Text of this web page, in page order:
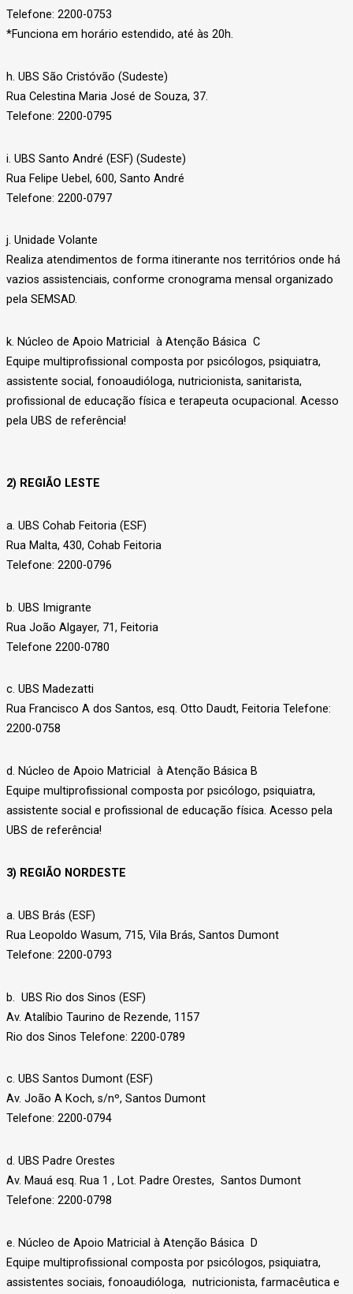
Telefone: 2200-0753
*Funciona em horário estendido, até às 20h.
h. UBS São Cristóvão (Sudeste)
Rua Celestina Maria José de Souza, 37.
Telefone: 2200-0795
i. UBS Santo André (ESF) (Sudeste)
Rua Felipe Uebel, 600, Santo André
Telefone: 2200-0797
j. Unidade Volante
Realiza atendimentos de forma itinerante nos territórios onde há
vazios assistenciais, conforme cronograma mensal organizado
pela SEMSAD.
k. Núcleo de Apoio Matricial à Atenção Básica C
Equipe multiprofissional composta por psicólogos, psiquiatra,
assistente social, fonoaudióloga, nutricionista, sanitarista,
profissional de educação física e terapeuta ocupacional. Acesso
pela UBS de referência!
2) REGIÃO LESTE
a. UBS Cohab Feitoria (ESF)
Rua Malta, 430, Cohab Feitoria
Telefone: 2200-0796
b. UBS Imigrante
Rua João Algayer, 71, Feitoria
Telefone 2200-0780
c. UBS Madezatti
Rua Francisco A dos Santos, esq. Otto Daudt, Feitoria Telefone:
2200-0758
d. Núcleo de Apoio Matricial à Atenção Básica B
Equipe multiprofissional composta por psicólogo, psiquiatra,
assistente social e profissional de educação física. Acesso pela
UBS de referência!
3) REGIÃO NORDESTE
a. UBS Brás (ESF)
Rua Leopoldo Wasum, 715, Vila Brás, Santos Dumont
Telefone: 2200-0793
b. UBS Rio dos Sinos (ESF)
Av. Atalíbio Taurino de Rezende, 1157
Rio dos Sinos Telefone: 2200-0789
c. UBS Santos Dumont (ESF)
Av. João A Koch, s/nº, Santos Dumont
Telefone: 2200-0794
d. UBS Padre Orestes
Av. Mauá esq. Rua 1 , Lot. Padre Orestes, Santos Dumont
Telefone: 2200-0798
e. Núcleo de Apoio Matricial à Atenção Básica D
Equipe multiprofissional composta por psicólogos, psiquiatra,
assistentes sociais, fonoaudióloga, nutricionista, farmacêutica e